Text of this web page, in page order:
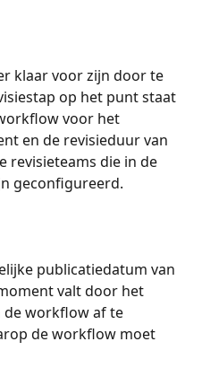
klaar voor zijn door te
op het punt staat
voor het
en de revisieduur van
revisieteams die in de
geconfigureerd.
publicatiedatum van
valt door het
de workflow af te
de workflow moet